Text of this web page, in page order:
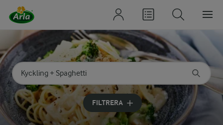
Sök på kategori eller ingrediens
Skriv in sökord för att få förslag
FILTRERA